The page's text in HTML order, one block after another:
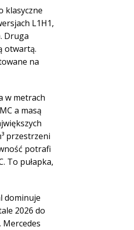
klasyczne
L1H1,
Druga
otwartą.
na
w metrach
a masą
przestrzeni
potrafi
To pułapka,
dominuje
2026 do
Mercedes